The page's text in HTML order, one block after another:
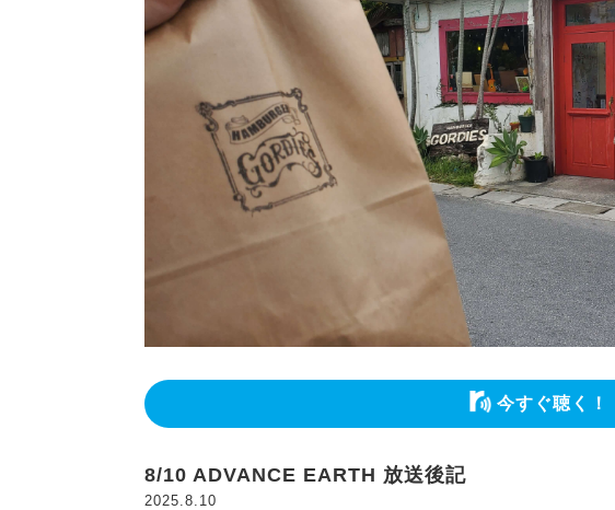
今すぐ聴く！
8/10 ADVANCE EARTH 放送後記
2025.8.10